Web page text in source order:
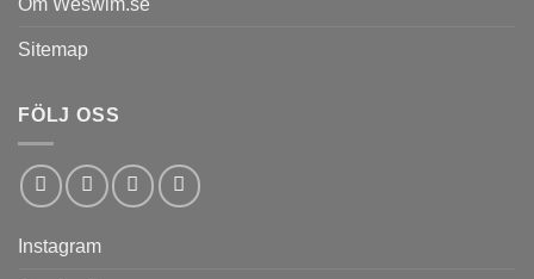
Om Weswim.se
Sitemap
FÖLJ OSS
Instagram